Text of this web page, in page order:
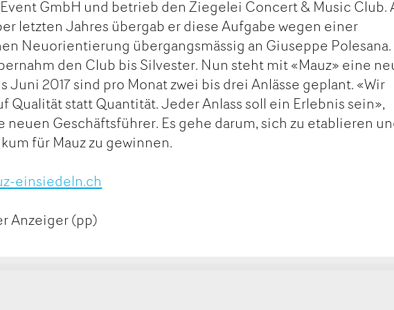
GmbH und betrieb den Ziegelei Concert & Music Club.
letzten Jahres übergab er diese Aufgabe wegen einer
Neuorientierung übergangsmässig an Giuseppe Polesana.
den Club bis Silvester. Nun steht mit «Mauz» eine
Juni 2017 sind pro Monat zwei bis drei Anlässe geplant. «Wir
Qualität statt Quantität. Jeder Anlass soll ein Erlebnis sein»,
neuen Geschäftsführer. Es gehe darum, sich zu etablieren
für Mauz zu gewinnen.
einsiedeln.ch
Anzeiger (pp)